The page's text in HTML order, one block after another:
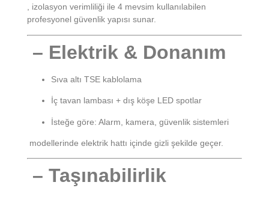
, izolasyon verimliliği ile 4 mevsim kullanılabilen
profesyonel güvenlik yapısı sunar.
– Elektrik & Donanım
Sıva altı TSE kablolama
İç tavan lambası + dış köşe LED spotlar
İsteğe göre: Alarm, kamera, güvenlik sistemleri
modellerinde elektrik hattı içinde gizli şekilde geçer.
– Taşınabilirlik